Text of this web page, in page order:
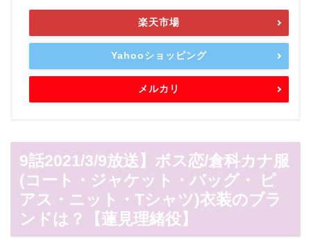
楽天市場
Yahooショッピング
メルカリ
9話2021/3/9放送】ボス恋/倉科カナ服
(コート・ジャケット・バッグ・ ピ
アス・ニット・Tシャツ)衣装のブラ
ンドは？【蓮見理緒役】